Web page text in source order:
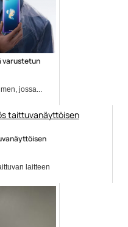
varustetun
jossa...
laitteen